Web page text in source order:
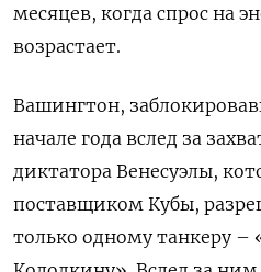
месяцев, когда спрос на
возрастает.
Вашингтон,
начале года вслед за
диктатора Венесуэлы,
поставщиком Кубы,
только одному танкеру –